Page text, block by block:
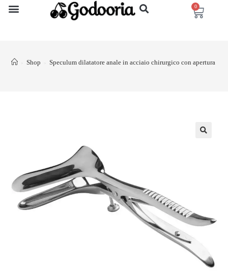
0
> Shop > Speculum dilatatore anale in acciaio chirurgico con apertura